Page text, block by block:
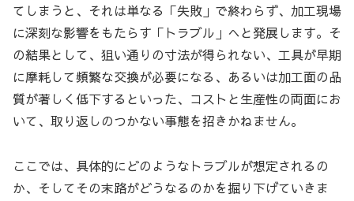
てしまうと、それは単なる「失敗」で終わらず、加工現場
に深刻な影響をもたらす「トラブル」へと発展します。そ
の結果として、狙い通りの寸法が得られない、工具が早期
に摩耗して頻繁な交換が必要になる、あるいは加工面の品
質が著しく低下するといった、コストと生産性の両面にお
いて、取り返しのつかない事態を招きかねません。
ここでは、具体的にどのようなトラブルが想定されるの
か、そしてその末路がどうなるのかを掘り下げていきま